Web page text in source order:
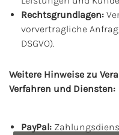
Rechtsgrundlagen:
vorvertragliche
DSGVO).
Weitere Hinweise zu
Verfahren und Diensten:
PayPal: